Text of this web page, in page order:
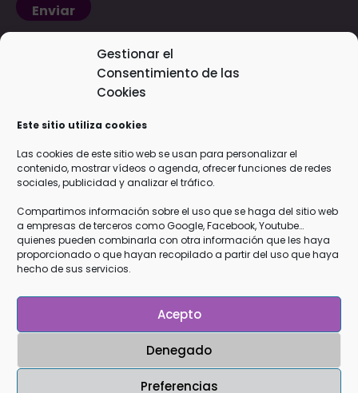
Gestionar el
Consentimiento de las
Cookies
Este sitio utiliza cookies
Las cookies de este sitio web se usan para personalizar el
contenido, mostrar vídeos o agenda, ofrecer funciones de redes
sociales, publicidad y analizar el tráfico.
Compartimos información sobre el uso que se haga del sitio web
a empresas de terceros como Google, Facebook, Youtube…
quienes pueden combinarla con otra información que les haya
proporcionado o que hayan recopilado a partir del uso que haya
hecho de sus servicios.
Acepto
Denegado
Preferencias
He leído y acepto la
Política de Privacidad
Finalidad: Mandarte información de tu interés como
vídeos, artículos y próximas actividades gratuitas, así como
información sobre mis cursos y terapias.
Legitimación: Tu consentimiento explícito de que quieres
recibir esta información
Destinatarios: Los datos que me facilitas están en mi
servidor de web y emailOVHy en los servidores deGoogle
Drive, todos ellos que cumplen con la RGPD
rectificación, limitación y suprimir los datos en
info@mecuidoparacuidarte.com así como el derecho a
presentar una reclamación ante una autoridad de control.